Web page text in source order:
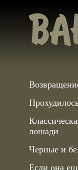
лошади
Черные и
Если она